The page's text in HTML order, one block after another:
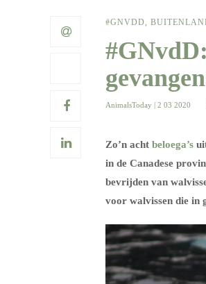
#GNVDD,
AnimalsToday | 2 03 2020
Zo’n acht beloega’s
in de Canadese
bevrijden van
voor walvissen die in